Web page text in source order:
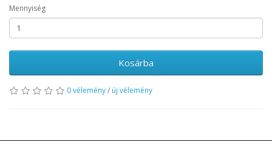
Mennyiség
Kosárba
0 vélemény/ új vélemény